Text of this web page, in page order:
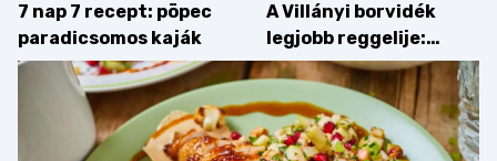
7 nap 7 recept: pöpec
paradicsomos kaják
A Villányi borvidék
legjobb reggelije:
kovászos kenyér és
gourmet pékáruk
Palkonyán